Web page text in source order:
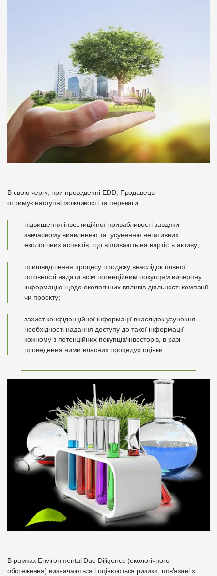
В свою чергу, при проведенні EDD, Продавець
отримує наступні можливості та переваги:
підвищення інвестиційної привабливості завдяки
завчасному виявленню та усуненню негативних
екологічних аспектів, що впливають на вартість активу;
пришвидшення процесу продажу внаслідок повної
готовності надати всім потенційним покупцям вичерпну
інформацію щодо екологічних впливів діяльності компанії
чи проекту;
захист конфіденційної інформації внаслідок усунення
необхідності надання доступу до такої інформації
кожному з потенційних покупців/інвесторів, в разі
проведення ними власних процедур оцінки.
В рамках Environmental Due Diligence (екологічного
обстеження) визначаються і оцінюються ризики, пов’язані з